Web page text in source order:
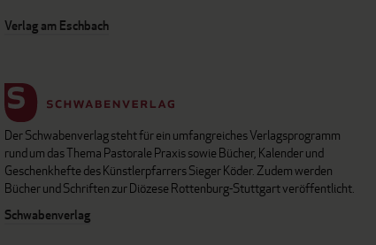
Verlag am Eschbach
Der Schwabenverlag steht für ein umfangreiches Verlagsprogramm
rund um das Thema Pastorale Praxis sowie Bücher, Kalender und
Geschenkhefte des Künstlerpfarrers Sieger Köder. Zudem werden
Bücher und Schriften zur Diözese Rottenburg-Stuttgart veröffentlicht.
Schwabenverlag